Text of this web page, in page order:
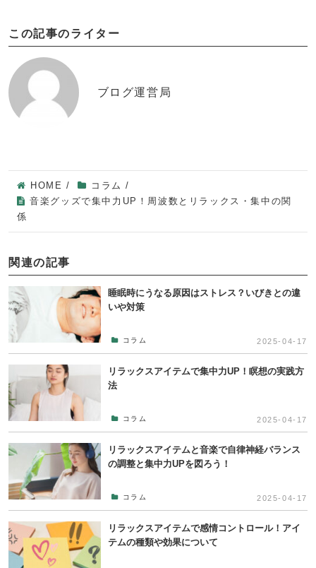
この記事のライター
ブログ運営局
HOME / コラム /
音楽グッズで集中力UP！周波数とリラックス・集中の関
係
関連の記事
睡眠時にうなる原因はストレス？いびきとの違
いや対策
コラム 2025-04-17
リラックスアイテムで集中力UP！瞑想の実践方
法
コラム 2025-04-17
リラックスアイテムと音楽で自律神経バランス
の調整と集中力UPを図ろう！
コラム 2025-04-17
リラックスアイテムで感情コントロール！アイ
テムの種類や効果について